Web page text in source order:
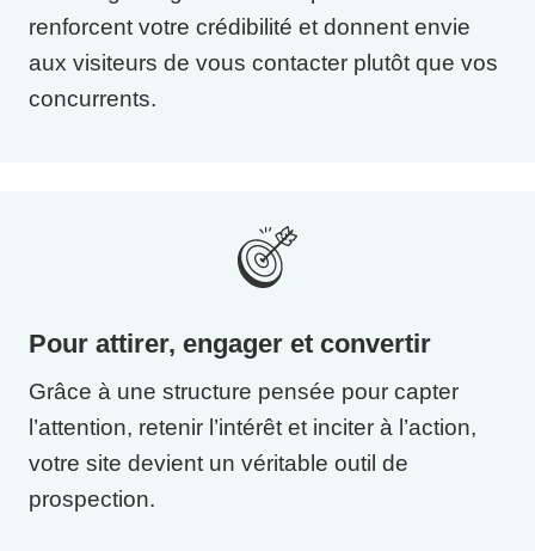
renforcent votre crédibilité et donnent envie
aux visiteurs de vous contacter plutôt que vos
concurrents.
Pour attirer, engager et convertir
Grâce à une structure pensée pour capter
l’attention, retenir l’intérêt et inciter à l’action,
votre site devient un véritable outil de
prospection.